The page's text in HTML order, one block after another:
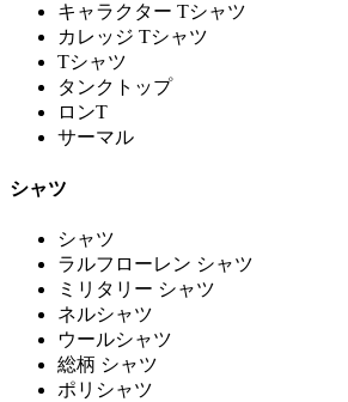
キャラクター Tシャツ
カレッジ Tシャツ
Tシャツ
タンクトップ
ロンT
サーマル
シャツ
シャツ
ラルフローレン シャツ
ミリタリー シャツ
ネルシャツ
ウールシャツ
総柄 シャツ
ポリシャツ